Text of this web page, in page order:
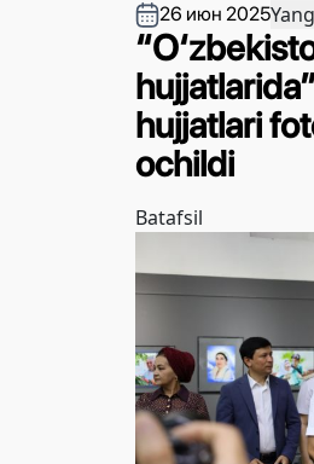
26 июн 2025
hujjatlari
ochildi
Batafsil